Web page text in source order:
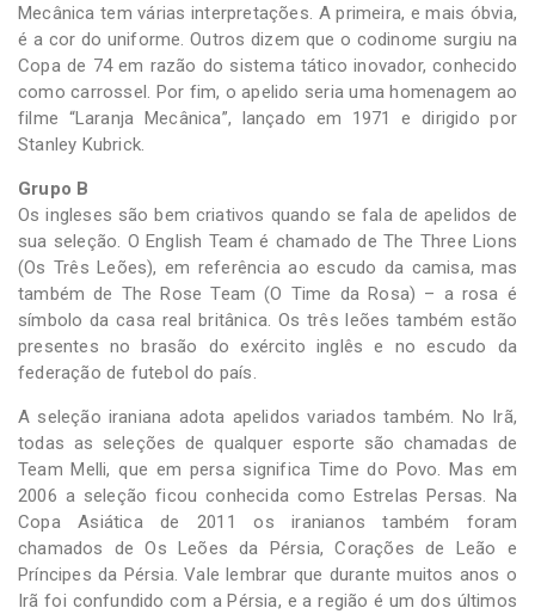
Mecânica tem várias interpretações. A primeira, e mais óbvia,
é a cor do uniforme. Outros dizem que o codinome surgiu na
Copa de 74 em razão do sistema tático inovador, conhecido
como carrossel. Por fim, o apelido seria uma homenagem ao
filme “Laranja Mecânica”, lançado em 1971 e dirigido por
Stanley Kubrick.
Grupo B
Os ingleses são bem criativos quando se fala de apelidos de
sua seleção. O English Team é chamado de The Three Lions
(Os Três Leões), em referência ao escudo da camisa, mas
também de The Rose Team (O Time da Rosa) – a rosa é
símbolo da casa real britânica. Os três leões também estão
presentes no brasão do exército inglês e no escudo da
federação de futebol do país.
A seleção iraniana adota apelidos variados também. No Irã,
todas as seleções de qualquer esporte são chamadas de
Team Melli, que em persa significa Time do Povo. Mas em
2006 a seleção ficou conhecida como Estrelas Persas. Na
Copa Asiática de 2011 os iranianos também foram
chamados de Os Leões da Pérsia, Corações de Leão e
Príncipes da Pérsia. Vale lembrar que durante muitos anos o
Irã foi confundido com a Pérsia, e a região é um dos últimos